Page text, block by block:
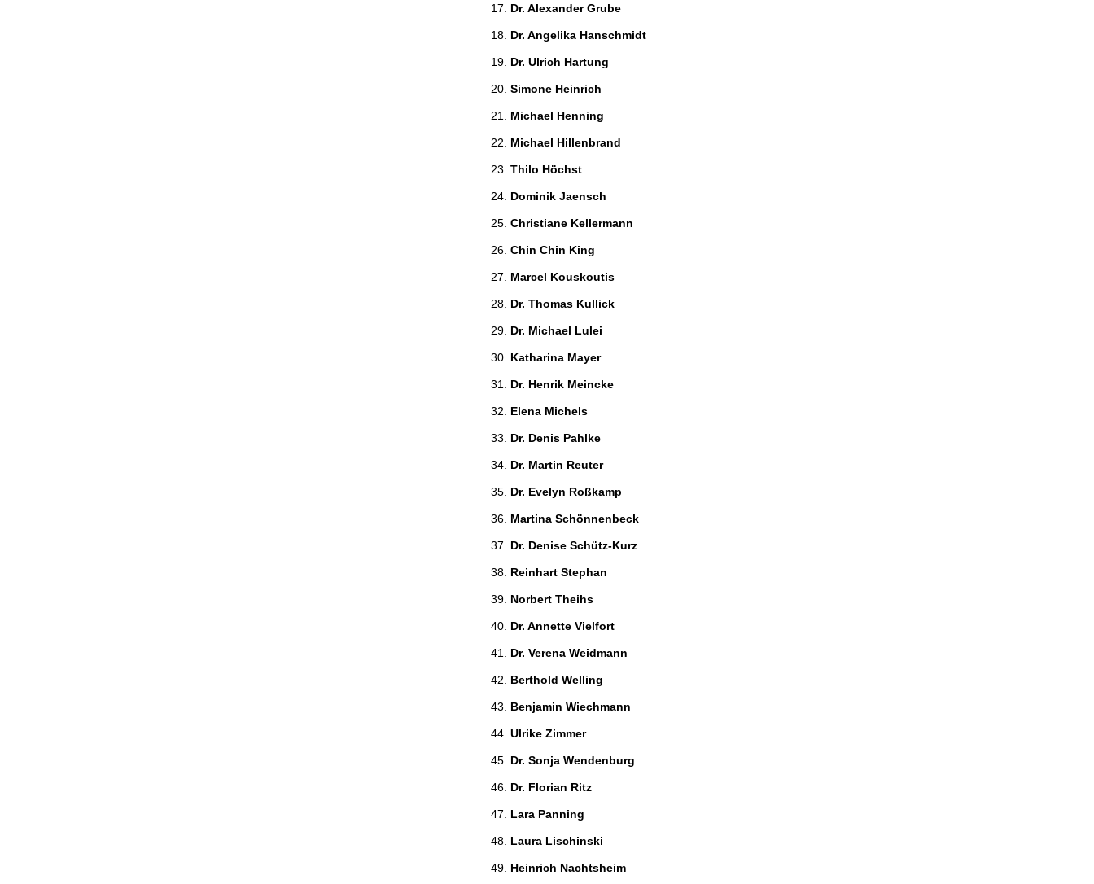
Dr. Alexander Grube
Dr. Angelika Hanschmidt
Dr. Ulrich Hartung
Simone Heinrich
Michael Henning
Michael Hillenbrand
Thilo Höchst
Dominik Jaensch
Christiane Kellermann
Chin Chin King
Marcel Kouskoutis
Dr. Thomas Kullick
Dr. Michael Lulei
Katharina Mayer
Dr. Henrik Meincke
Elena Michels
Dr. Denis Pahlke
Dr. Martin Reuter
Dr. Evelyn Roßkamp
Martina Schönnenbeck
Dr. Denise Schütz-Kurz
Reinhart Stephan
Norbert Theihs
Dr. Annette Vielfort
Dr. Verena Weidmann
Berthold Welling
Benjamin Wiechmann
Ulrike Zimmer
Dr. Sonja Wendenburg
Dr. Florian Ritz
Lara Panning
Laura Lischinski
Heinrich Nachtsheim